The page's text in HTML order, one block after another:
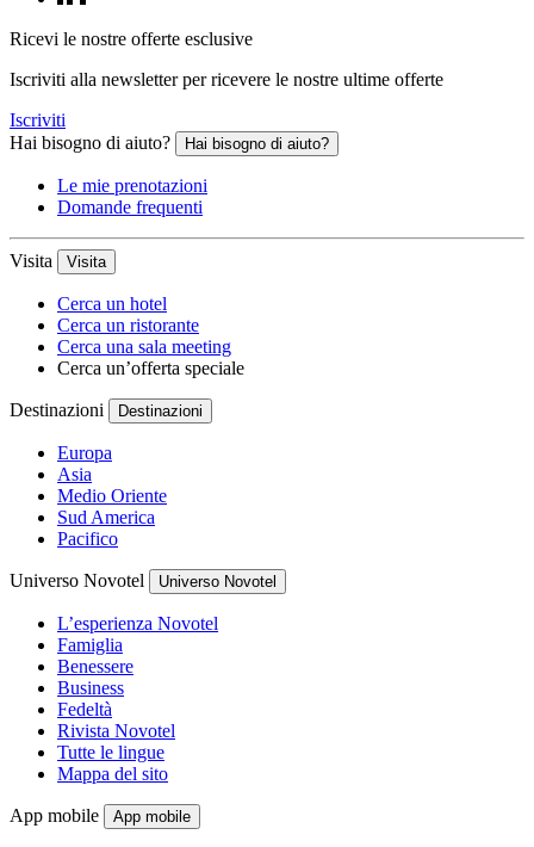
Ricevi le nostre offerte esclusive
Iscriviti alla newsletter per ricevere le nostre ultime offerte
Iscriviti
Hai bisogno di aiuto?
Hai bisogno di aiuto?
Le mie prenotazioni
Domande frequenti
Visita Visita
Cerca un hotel
Cerca un ristorante
Cerca una sala meeting
Cerca un’offerta speciale
Destinazioni Destinazioni
Europa
Asia
Medio Oriente
Sud America
Pacifico
Universo Novotel Universo Novotel
L’esperienza Novotel
Famiglia
Benessere
Business
Fedeltà
Rivista Novotel
Tutte le lingue
Mappa del sito
App mobile App mobile